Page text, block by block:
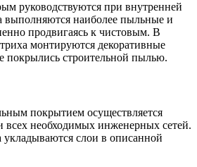
руководствуются при внутренней
выполняются наиболее пыльные и
продвигаясь к чистовым. В
монтируются декоративные
покрылись строительной пылью.
покрытием осуществляется
всех необходимых инженерных сетей.
слои в описанной